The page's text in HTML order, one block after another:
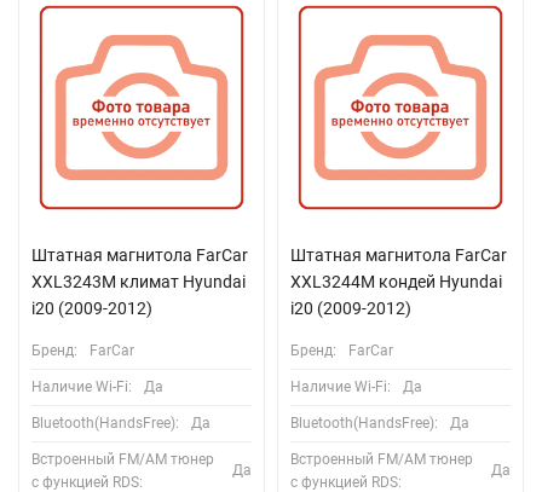
Штатная магнитола FarCar
XXL3243M климат Hyundai
i20 (2009-2012)
Бренд: FarCar
Наличие Wi-Fi: Да
Bluetooth(HandsFree): Да
Встроенный FM/AM тюнер
с функцией RDS:
Да
Штатная магнитола FarCar
XXL3244M кондей Hyundai
i20 (2009-2012)
Бренд: FarCar
Наличие Wi-Fi: Да
Bluetooth(HandsFree): Да
Встроенный FM/AM тюнер
с функцией RDS:
Да